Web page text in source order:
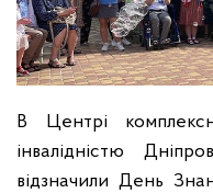
В Центрі
інвалідністю
відзначили День